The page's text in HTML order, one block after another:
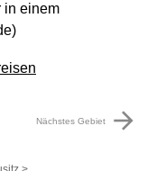
in einem
Nächstes Gebiet arrow_forward